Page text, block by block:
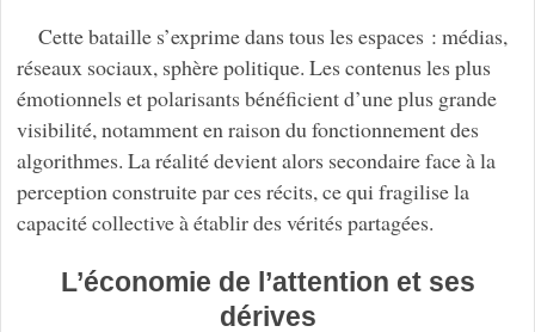
Cette bataille s’exprime dans tous les espaces : médias,
réseaux sociaux, sphère politique. Les contenus les plus
émotionnels et polarisants bénéficient d’une plus grande
visibilité, notamment en raison du fonctionnement des
algorithmes. La réalité devient alors secondaire face à la
perception construite par ces récits, ce qui fragilise la
capacité collective à établir des vérités partagées.
L’économie de l’attention et ses
dérives